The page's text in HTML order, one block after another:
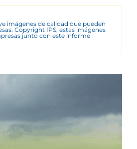
imágenes de calidad que pueden
Copyright IPS, estas imágenes
junto con este informe